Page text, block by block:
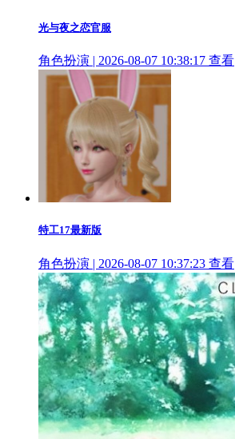
光与夜之恋官服
角色扮演 | 2026-08-07 10:38:17 查看
特工17最新版
角色扮演 | 2026-08-07 10:37:23 查看